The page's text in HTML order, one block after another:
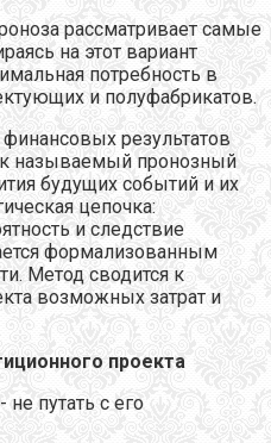
рассматривает самые
на этот вариант
потребность в
и полуфабрикатов.
результатов
называемый пронозный
будущих событий и их
цепочка:
и следствие
формализованным
Метод сводится к
возможных затрат и
проекта
путать с его